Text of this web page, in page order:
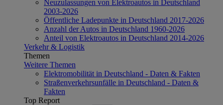
Neuzulassungen von Elektroautos in Deutschland
2003-2026
Öffentliche Ladepunkte in Deutschland 2017-2026
Anzahl der Autos in Deutschland 1960-2026
Anteil von Elektroautos in Deutschland 2014-2026
Verkehr & Logistik
Themen
Weitere Themen
Elektromobilität in Deutschland - Daten & Fakten
Straßenverkehrsunfälle in Deutschland - Daten &
Fakten
Top Report